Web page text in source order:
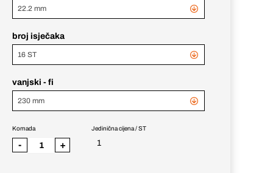
22.2 mm
broj isječaka
16 ST
vanjski - fi
230 mm
Jedinična cijena / ST
1
Komada
- +